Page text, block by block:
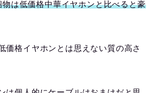
物は低価格中華イヤホンと比べると豪
価格イヤホンとは思えない質の高さ